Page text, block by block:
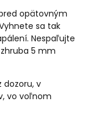
opätovným
sa tak
Nespaľujte
5 mm
dozoru, v
vo voľnom